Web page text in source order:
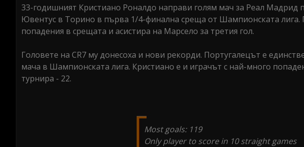
33-годишният Кристиано Роналдо направи голям мач за Реал Мадрид
Ювентус в Торино в първа 1/4-финална среща от Шампионската лига.
попадения в срещата и асистира на Марсело за третия гол.
Головете на CR7 му донесоха и нови рекорди. Португалецът е
мача в Шампионската лига. Кристиано е и играчът с най-много
турнира - 22.
Most goals: 119
Only player to score in 10 straight games